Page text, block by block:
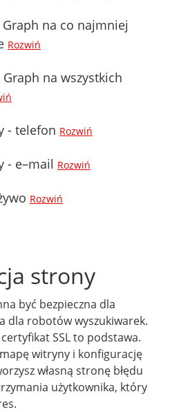
na co najmniej
Rozwiń
na wszystkich
- telefon Rozwiń
- e–mail Rozwiń
Rozwiń
strony
być bezpieczna dla
dla robotów wyszukiwarek.
SSL to podstawa.
witryny i konfigurację
własną stronę błędu
użytkownika, który